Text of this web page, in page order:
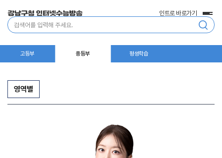
통
합
색
인트로 바로가기
전
체
메
고등부 중등부 평생학습
영역별